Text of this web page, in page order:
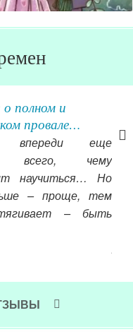
полном и
провале…
впереди еще
всего, чему
научиться… Но
– проще, тем
– быть